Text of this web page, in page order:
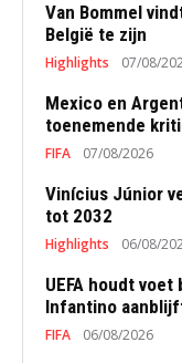
Van Bommel
België te zijn
Highlights 07/08/
Mexico en
toenemende
FIFA 07/08/2026
Vinícius Júnior
tot 2032
Highlights 06/08/
UEFA houdt
Infantino
FIFA 06/08/2026